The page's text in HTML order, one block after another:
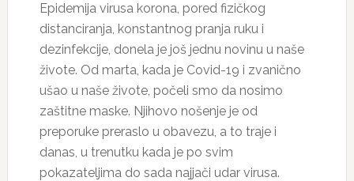
Epidemija virusa korona, pored fizičkog
distanciranja, konstantnog pranja ruku i
dezinfekcije, donela je još jednu novinu u naše
živote. Od marta, kada je Covid-19 i zvanično
ušao u naše živote, počeli smo da nosimo
zaštitne maske. Njihovo nošenje je od
preporuke preraslo u obavezu, a to traje i
danas, u trenutku kada je po svim
pokazateljima do sada najjači udar virusa.